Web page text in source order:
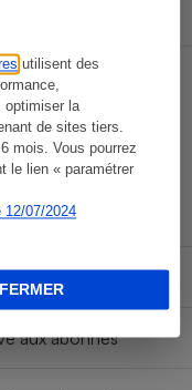
utilisent des
optimiser la
de sites tiers.
mois. Vous pourrez
le lien « paramétrer
12/07/2024
Sans panne
Majeure
aux abonnés